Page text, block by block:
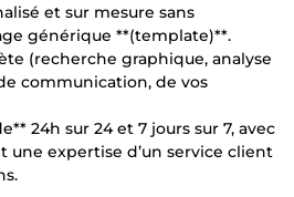
et sur mesure sans
générique **(template)**.
(recherche graphique, analyse
communication, de vos
24h sur 24 et 7 jours sur 7, avec
une expertise d’un service client